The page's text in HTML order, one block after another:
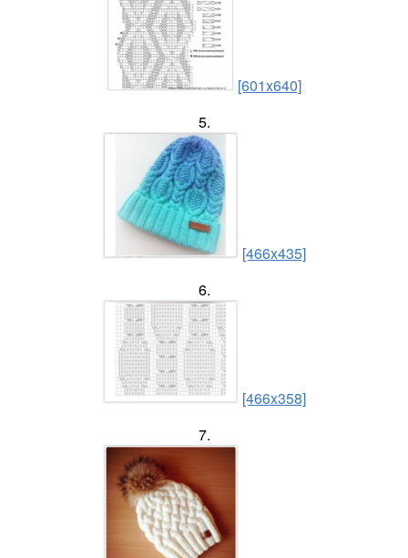
[601x640]
5.
[466x435]
6.
[466x358]
7.